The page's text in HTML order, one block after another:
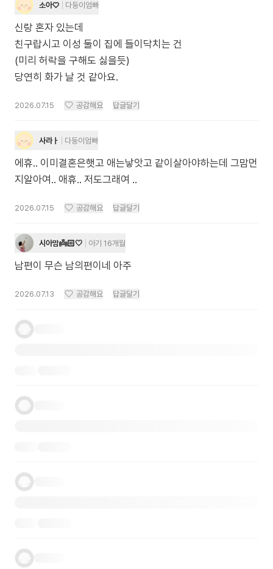
소아♡ 다둥이엄빠
신랑 혼자 있는데
친구랍시고 이성 둘이 집에 들이닥치는 건
(미리 허락을 구해도 싫을듯)
당연히 화가 날 것 같아요.
2026.07.15 공감해요 답글달기
사라ㅏ 다둥이엄빠
에휴.. 이미결혼은햇고 애는낳앗고 같이살아야하는데 그맘먼
지알아여.. 애휴.. 저도그래여 ..
2026.07.15 공감해요 답글달기
시아맘👼🏻🤍 아기 16개월
남편이 무슨 남의편이네 아주
2026.07.13 공감해요 답글달기